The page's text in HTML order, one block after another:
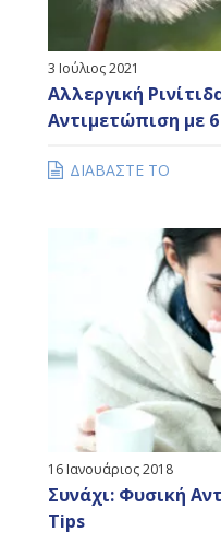
3 Ιούλιος 2021
Αλλεργική
Αντιμετώπιση με 6
ΔΙΑΒΑΣΤΕ ΤΟ
16 Ιανουάριος 2018
Συνάχι: Φυσική
Tips